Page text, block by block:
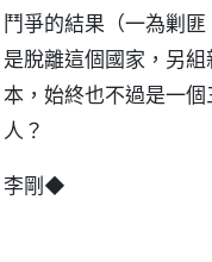
鬥爭的結果（一為剿
是脫離這個國家，另
本，始終也不過是一
人？
李剛◆